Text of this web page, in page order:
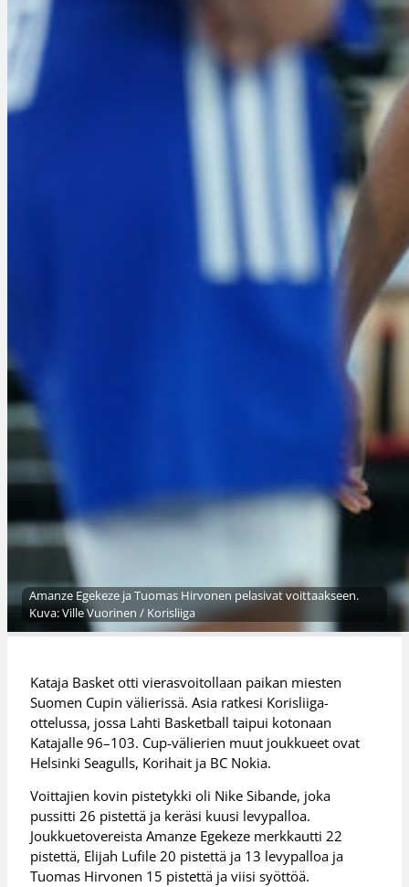
Amanze Egekeze ja Tuomas Hirvonen pelasivat voittaakseen.
Kuva: Ville Vuorinen / Korisliiga
Kataja Basket otti vierasvoitollaan paikan miesten
Suomen Cupin välierissä. Asia ratkesi Korisliiga-
ottelussa, jossa Lahti Basketball taipui kotonaan
Katajalle 96–103. Cup-välierien muut joukkueet ovat
Helsinki Seagulls, Korihait ja BC Nokia.
Voittajien kovin pistetykki oli Nike Sibande, joka
pussitti 26 pistettä ja keräsi kuusi levypalloa.
Joukkuetovereista Amanze Egekeze merkkautti 22
pistettä, Elijah Lufile 20 pistettä ja 13 levypalloa ja
Tuomas Hirvonen 15 pistettä ja viisi syöttöä.